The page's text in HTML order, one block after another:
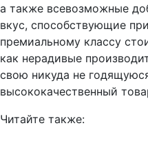
а также всевозможные
вкус, способствующие
премиальному классу
как нерадивые
свою никуда не
высококачественный
Читайте также: